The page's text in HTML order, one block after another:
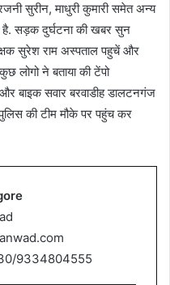
सुरीन, माधुरी कुमारी समेत अन्य
है. सड़क दुर्घटना की खबर सुन
सुरेश राम अस्पताल पहुचें और
लोगो ने बताया की टेंपो
बाइक सवार बरवाडीह डालटनगंज
की टीम मौके पर पहुंच कर
9334804555